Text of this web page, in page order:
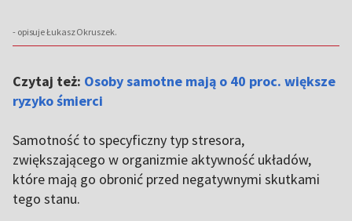
- opisuje Łukasz Okruszek.
Czytaj też: Osoby samotne mają o 40 proc. większe
ryzyko śmierci
Samotność to specyficzny typ stresora,
zwiększającego w organizmie aktywność układów,
które mają go obronić przed negatywnymi skutkami
tego stanu.